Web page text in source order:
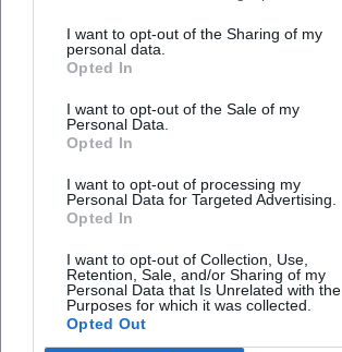
I want to opt-out of the Sharing of my
personal data.
Opted In
I want to opt-out of the Sale of my
Personal Data.
Opted In
I want to opt-out of processing my
Personal Data for Targeted Advertising.
Opted In
I want to opt-out of Collection, Use,
Retention, Sale, and/or Sharing of my
Personal Data that Is Unrelated with the
Purposes for which it was collected.
Opted Out
Open in Google Maps